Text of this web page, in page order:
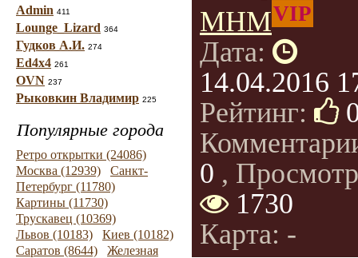
Admin 411
Lounge_Lizard 364
Гудков А.И. 274
Ed4x4 261
OVN 237
Рыковкин Владимир 225
Популярные города
Ретро открытки (24086)
Москва (12939)
Санкт-
Петербург (11780)
Картины (11730)
Трускавец (10369)
Львов (10183)
Киев (10182)
Саратов (8644)
Железная
МНМVIP
Дата:
14.04.2016
Рейтинг:
0 ,
1730
Карта: -